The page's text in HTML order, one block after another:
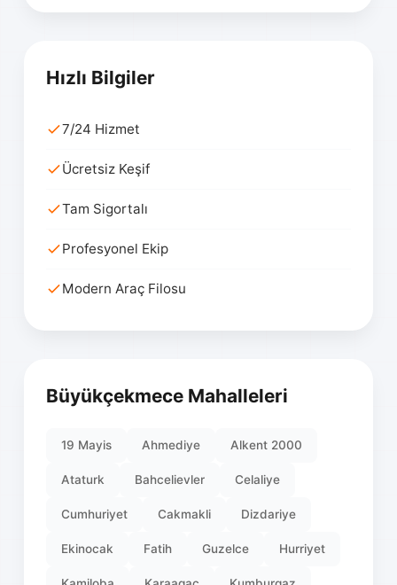
Hızlı Bilgiler
7/24 Hizmet
Ücretsiz Keşif
Tam Sigortalı
Profesyonel Ekip
Modern Araç Filosu
Büyükçekmece Mahalleleri
19 Mayis Ahmediye Alkent 2000
Ataturk Bahcelievler Celaliye
Cumhuriyet Cakmakli Dizdariye
Ekinocak Fatih Guzelce Hurriyet